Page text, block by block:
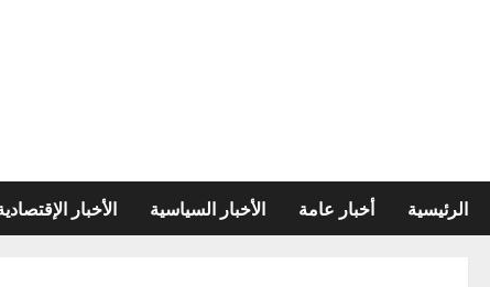
الرئيسية أخبار عامة الأخبار السياسية الأخبار